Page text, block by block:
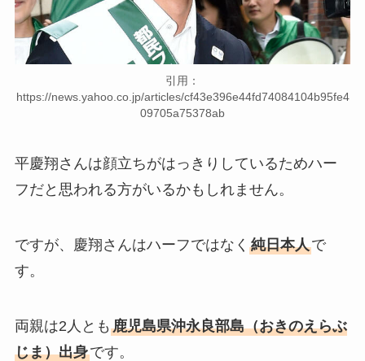
引用：
https://news.yahoo.co.jp/articles/cf43e396e44fd74084104b95fe4
09705a75378ab
平慶翔さんは顔立ちがはっきりしているためハー
フだと思われる方がいるかもしれません。
ですが、慶翔さんはハーフではなく 純日本人で
す。
両親は2人とも 鹿児島県沖永良部島（おきのえらぶ
じま）出身です。